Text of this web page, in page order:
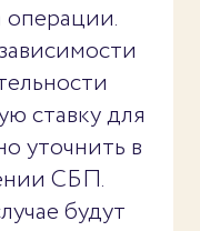
ставку для
уточнить в
СБП.
будут